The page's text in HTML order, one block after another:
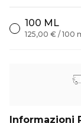
100 ML
125,00 € / 100
Informazioni